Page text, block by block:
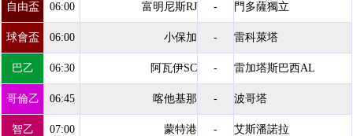
自由盃 06:00 富明尼斯RJ - 門多薩獨立
球會盃 06:00 小保加 - 雷科萊塔
巴乙 06:30 阿瓦伊SC - 雷加塔斯巴西AL
哥倫乙 06:45 喀他基那 - 波哥塔
智乙 07:00 蒙特港 - 艾斯潘諾拉